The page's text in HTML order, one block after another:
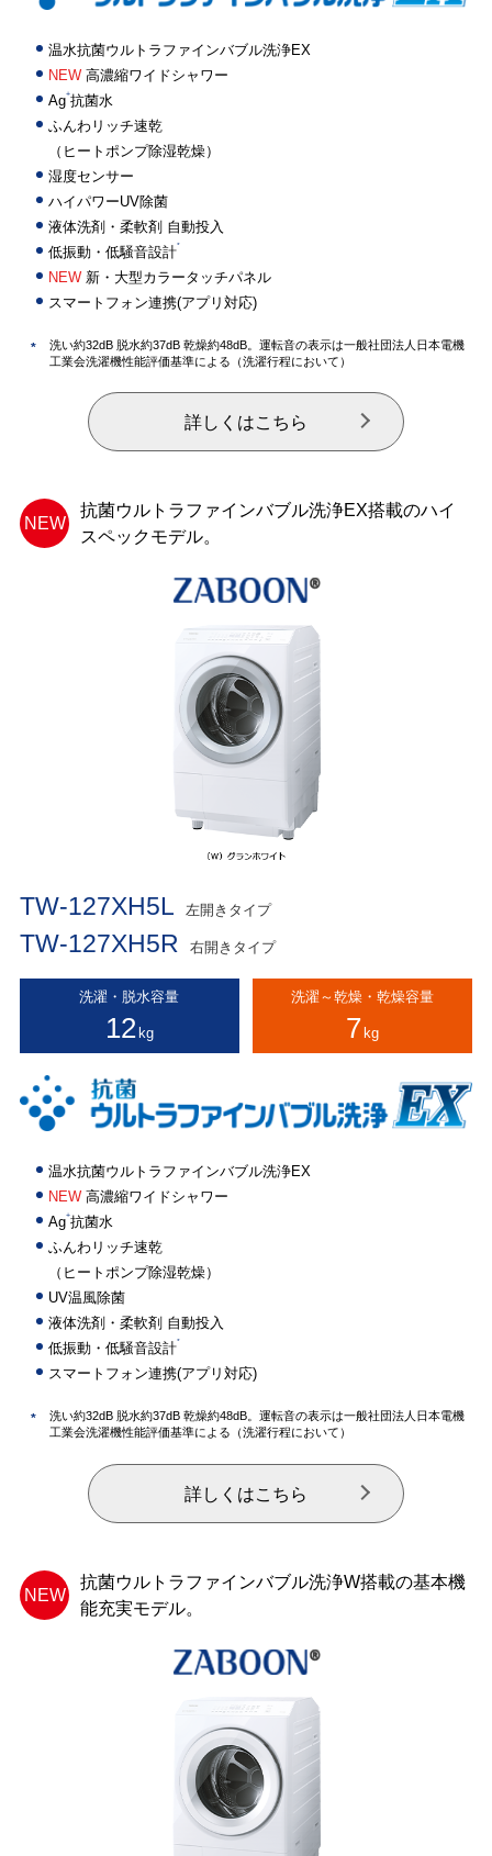
温水抗菌ウルトラファインバブル洗浄EX
NEW 高濃縮ワイドシャワー
Ag+抗菌水
ふんわリッチ速乾
（ヒートポンプ除湿乾燥）
湿度センサー
ハイパワーUV除菌
液体洗剤・柔軟剤 自動投入
低振動・低騒音設計*
NEW 新・大型カラータッチパネル
スマートフォン連携(アプリ対応)
*
洗い約32dB 脱水約37dB 乾燥約48dB。運転音の表示は一般社団法人日本電機
工業会洗濯機性能評価基準による（洗濯行程において）
詳しくはこちら
NEW
抗菌ウルトラファインバブル洗浄EX搭載のハイ
スペックモデル。
TW-127XH5L 左開きタイプ
TW-127XH5R 右開きタイプ
洗濯・脱水容量
12 kg
洗濯～乾燥・乾燥容量
7 kg
温水抗菌ウルトラファインバブル洗浄EX
NEW 高濃縮ワイドシャワー
Ag+抗菌水
ふんわリッチ速乾
（ヒートポンプ除湿乾燥）
UV温風除菌
液体洗剤・柔軟剤 自動投入
低振動・低騒音設計*
スマートフォン連携(アプリ対応)
*
洗い約32dB 脱水約37dB 乾燥約48dB。運転音の表示は一般社団法人日本電機
工業会洗濯機性能評価基準による（洗濯行程において）
詳しくはこちら
NEW
抗菌ウルトラファインバブル洗浄W搭載の基本機
能充実モデル。